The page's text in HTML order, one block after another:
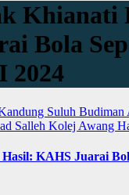
Khianati
Bola
2024
Suluh Budiman
Salleh Kolej Awang
KAHS Juarai